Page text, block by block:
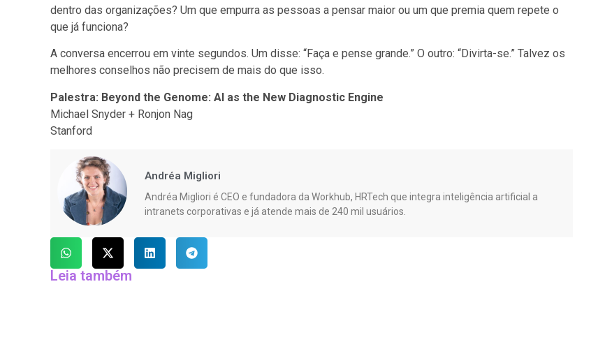
dentro das organizações? Um que empurra as pessoas a pensar maior ou um que premia quem repete o
que já funciona?
A conversa encerrou em vinte segundos. Um disse: “Faça e pense grande.” O outro: “Divirta-se.” Talvez os
melhores conselhos não precisem de mais do que isso.
Palestra: Beyond the Genome: AI as the New Diagnostic Engine
Michael Snyder + Ronjon Nag
Stanford
Andréa Migliori
Andréa Migliori é CEO e fundadora da Workhub, HRTech que integra inteligência artificial a
intranets corporativas e já atende mais de 240 mil usuários.
Leia também